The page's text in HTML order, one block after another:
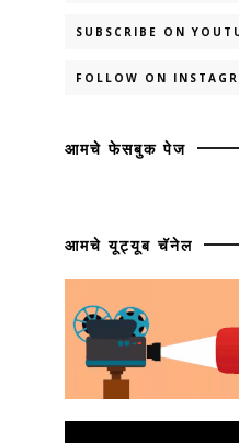
SUBSCRIBE ON
FOLLOW ON
आमचे फेसबुक पेज
आमचे यूट्यूब चॅनेल